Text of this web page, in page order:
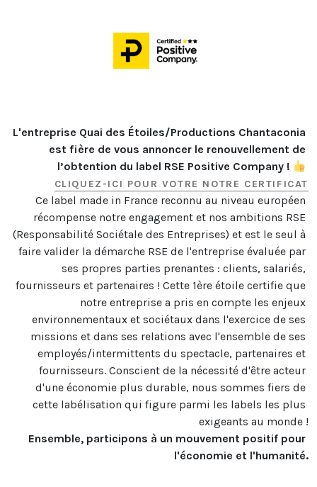
L'entreprise Quai des Étoiles/Productions Chantaconia
est fière de vous annoncer le renouvellement de
l’obtention du label RSE Positive Company !
CLIQUEZ-ICI POUR VOTRE NOTRE CERTIFICAT
Ce label made in France reconnu au niveau européen
récompense notre engagement et nos ambitions RSE
(Responsabilité Sociétale des Entreprises) et est le seul à
faire valider la démarche RSE de l'entreprise évaluée par
ses propres parties prenantes : clients, salariés,
fournisseurs et partenaires ! Cette 1ère étoile certifie que
notre entreprise a pris en compte les enjeux
environnementaux et sociétaux dans l'exercice de ses
missions et dans ses relations avec l'ensemble de ses
employés/intermittents du spectacle, partenaires et
fournisseurs. Conscient de la nécessité d'être acteur
d'une économie plus durable, nous sommes fiers de
cette labélisation qui figure parmi les labels les plus
Ensemble, participons à un mouvement positif pour
l'économie et l'humanité.